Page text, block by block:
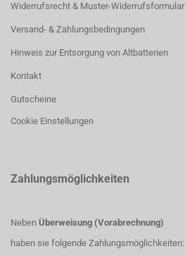
Widerrufsrecht & Muster-Widerrufsformular
Versand- & Zahlungsbedingungen
Hinweis zur Entsorgung von Altbatterien
Kontakt
Gutscheine
Cookie Einstellungen
Zahlungsmöglichkeiten
Neben Überweisung (Vorabrechnung)
haben sie folgende Zahlungsmöglichkeiten: